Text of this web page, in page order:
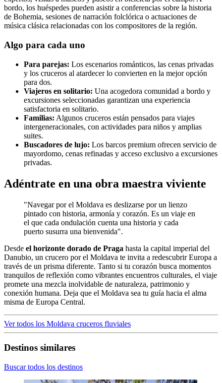
bordo, los huéspedes pueden asistir a conferencias sobre la historia
de Bohemia, sesiones de narración folclórica o actuaciones de
música clásica relacionadas con los compositores de la región.
Algo para cada uno
Para parejas: Los escenarios románticos, las cenas privadas
y los cruceros al atardecer lo convierten en la mejor opción
para dos.
Viajeros en solitario: Una acogedora comunidad a bordo y
excursiones seleccionadas garantizan una experiencia
satisfactoria en solitario.
Familias: Algunos cruceros están pensados para viajes
intergeneracionales, con actividades para niños y amplias
suites.
Buscadores de lujo: Los barcos premium ofrecen servicio de
mayordomo, cenas refinadas y acceso exclusivo a excursiones
privadas.
Adéntrate en una obra maestra viviente
"Navegar por el Moldava es deslizarse por un lienzo
pintado con historia, armonía y corazón. Es un viaje en
el que cada ondulación cuenta una historia y cada
puerto susurra una bienvenida".
Desde el horizonte dorado de Praga hasta la capital imperial del
Danubio, un crucero por el Moldava te invita a redescubrir Europa a
través de un prisma diferente. Tanto si tu corazón busca momentos
tranquilos de reflexión como vibrantes encuentros culturales, el viaje
promete una mezcla inolvidable de naturaleza, patrimonio y
conexión humana. Deja que el Moldava sea tu guía hacia el alma
misma de Europa Central.
Ver todos los Moldava cruceros fluviales
Destinos similares
Buscar todos los destinos